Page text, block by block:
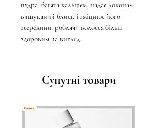
пудра, багата кальцієм, надає локонам
вишуканий блиск і зміцнює його
зсередини, роблячи волосся більш
здоровим на вигляд.
Супутні товари